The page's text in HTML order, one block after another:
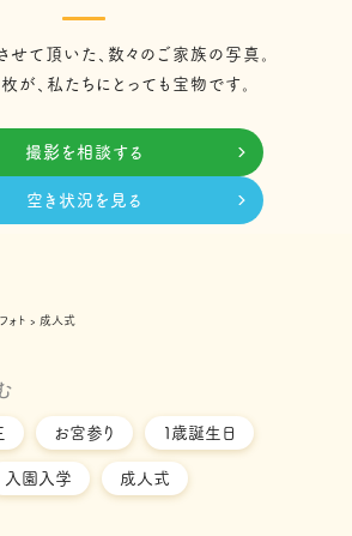
せて頂いた、数々のご家族の写真。
が、私たちにとっても宝物です。
撮影を相談する
空き状況を見る
ォト › 成人式
お宮参り １歳誕生日
入園入学 成人式